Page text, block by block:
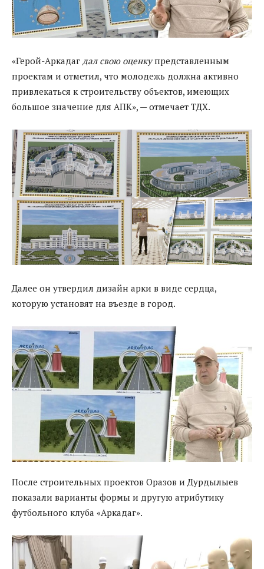
«Герой-Аркадаг дал свою оценкупредставленным
проектам и отметил, что молодежь должна активно
привлекаться к строительству объектов, имеющих
большое значение для АПК», — отмечает ТДХ.
Далее он утвердил дизайн арки в виде сердца,
которую установят на въезде в город.
После строительных проектов Оразов и Дурдылыев
показали варианты формы и другую атрибутику
футбольного клуба «Аркадаг».